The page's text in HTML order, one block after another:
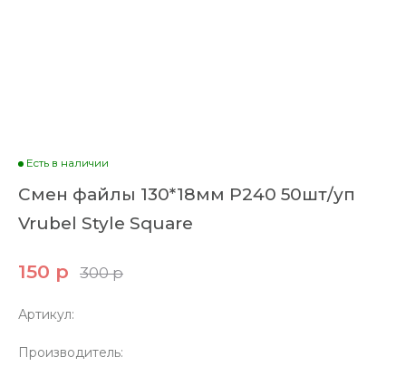
Есть в наличии
Смен файлы 130*18мм Р240 50шт/уп
Vrubel Style Square
150 р 300 р
Артикул:
Производитель: